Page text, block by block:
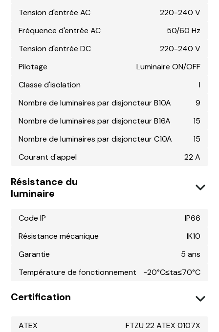
Tension d'entrée AC
220-240 V
Fréquence d'entrée AC
50/60 Hz
Tension d'entrée DC
220-240 V
Pilotage
Luminaire ON/OFF
Classe d'isolation
I
Nombre de luminaires par disjoncteur B10A
9
Nombre de luminaires par disjoncteur B16A
15
Nombre de luminaires par disjoncteur C10A
15
Courant d'appel
22 A
Résistance du
luminaire
Code IP
IP66
Résistance mécanique
IK10
Garantie
5 ans
Température de fonctionnement
-20°C≤ta≤70°C
Certification
ATEX
FTZU 22 ATEX 0107X